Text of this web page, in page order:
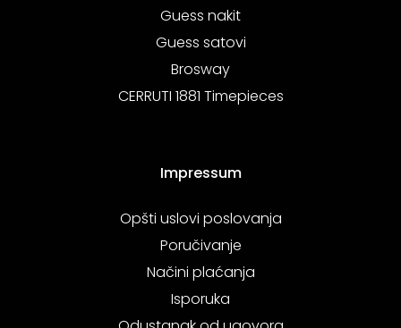
Guess nakit
Guess satovi
Brosway
CERRUTI 1881 Timepieces
Impressum
Opšti uslovi poslovanja
Poručivanje
Načini plaćanja
Isporuka